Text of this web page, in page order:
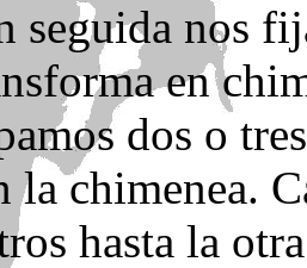
seguida nos
en
dos o
la chimenea.
hasta la